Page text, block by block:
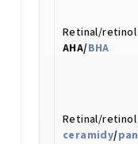
Retinal/retinol
AHA/BHA
Retinal/retinol
ceramidy/